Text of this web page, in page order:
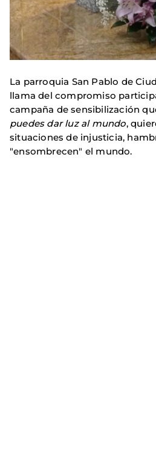
La parroquia San Pablo de
llama del compromiso
campaña de sensibilización
puedes dar luz al mundo,
situaciones de injusticia,
"ensombrecen" el mundo.